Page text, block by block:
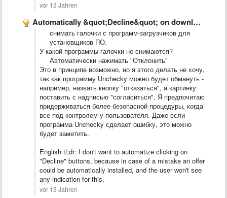
vor 13 Jahren
Automatically &quot;Decline&quot; on download-install-managers
снимать галочки с программ-загрузчиков для
установщиков ПО.
У какой программы галочки не снимаются?
Автоматически нажимать "Отклонить"
Это в принципе возможно, но я этого делать не хочу,
так как программу Unchecky можно будет обмануть -
например, назвать кнопку "отказаться", а картинку
поставить с надписью "согласиться". Я предпочитаю
придерживаться более безопасной процедуры, когда
все под контролем у пользователя. Даже если
программа Unchecky сделает ошибку, это можно
будет заметить.
English tl;dr: I don't want to automatize clicking on
"Decline" buttons, because in case of a mistake an offer
could be automatically installed, and the user won't see
any indication for this.
vor 13 Jahren